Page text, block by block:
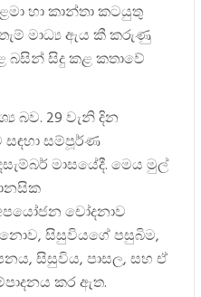
හා කාන්තා කටයුතු
මාධ්‍ය ඇය කී කරුණු
බසින් සිදු කළ කතාවේ
බව. 29 වැනි දින
සඳහා සම්පූර්ණ
මාසයේදී. මෙය මුල්
චෝදනාව
නොව, සිසුවියගේ පසුබිම,
සිසුවිය, පාසල, සහ ඒ
කර ඇත.